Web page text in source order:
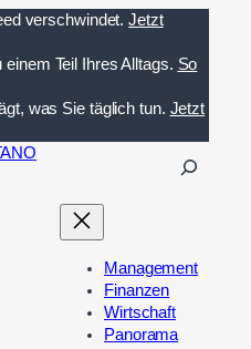
verschwindet. Jetzt
Teil Ihres Alltags. So
was Sie täglich tun. Jetzt
n
Management
Finanzen
Wirtschaft
Panorama